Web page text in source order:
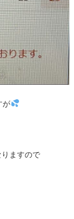
が
ますので